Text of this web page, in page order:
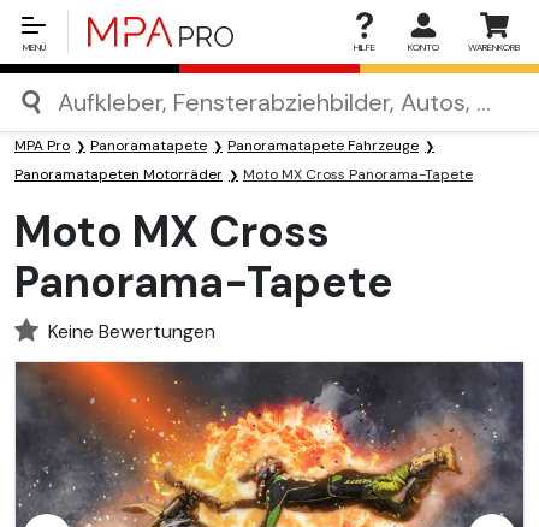
MENÜ HILFE KONTO WARENKORB
MPA Pro Panoramatapete
Panoramatapete Fahrzeuge
Panoramatapeten Motorräder
Moto MX Cross Panorama-Tapete
Moto MX Cross
Panorama-Tapete
Keine Bewertungen